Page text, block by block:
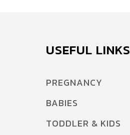
USEFUL LINKS
PREGNANCY
BABIES
TODDLER & KIDS